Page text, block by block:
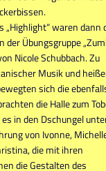
„Highlight“ waren dann
der Übungsgruppe
Nicole Schubbach. Zu
Musik und
sich die
die Halle zum
in den Dschungel
von Ivonne,
die mit ihren
die Gestalten des